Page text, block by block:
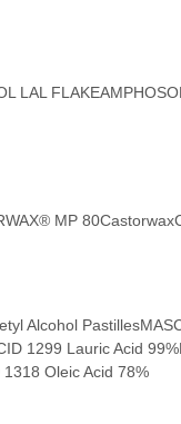
LAL FLAKE
MP 80Castorwax
Alcohol Pastilles
1299 Lauric Acid 99%
1318 Oleic Acid 78%